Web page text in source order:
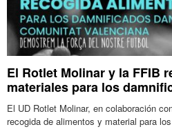
El Rotlet Molinar y la FFIB
materiales para los
El UD Rotlet Molinar, en colaboración
recogida de alimentos y material para